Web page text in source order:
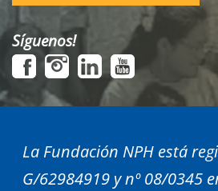
Síguenos!
La Fundación NPH está
G/62984919 y nº 08/0345